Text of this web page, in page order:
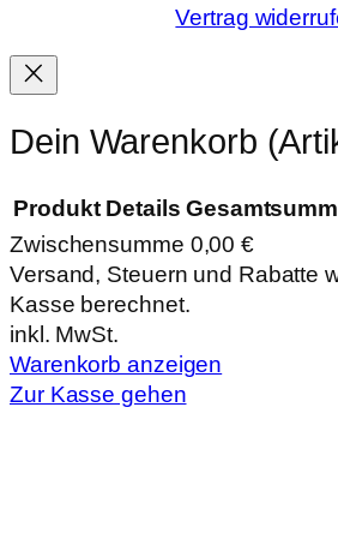
Vertrag
Dein Warenkorb
Produkte
im
Warenkorb
Produkt Details
Zwischensumme 0,00 €
Versand, Steuern und Rabatte
Kasse berechnet.
inkl. MwSt.
Warenkorb anzeigen
Zur Kasse gehen